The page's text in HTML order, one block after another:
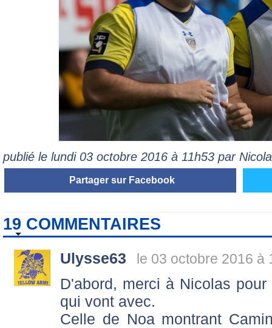
publié le lundi 03 octobre 2016 à 11h53 par
Partager sur Facebook
19 COMMENTAIRES
Ulysse63 le 03 octobre 2016 à
D'abord, merci à Nicolas
qui vont avec.
Celle de Noa montrant